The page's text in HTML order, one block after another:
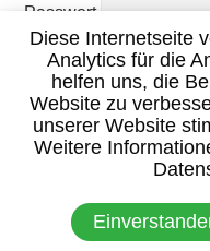
Passwort
Angemeldet bleiben
Diese Internetseite
Analytics für die
helfen uns, die
Website zu
unserer Website
Weitere